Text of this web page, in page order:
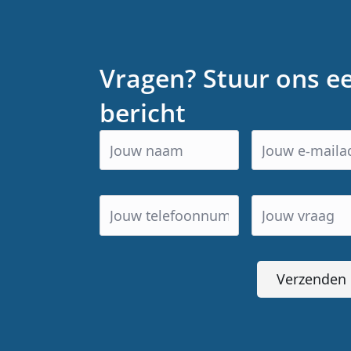
Vragen? Stuur ons
bericht
Verzenden